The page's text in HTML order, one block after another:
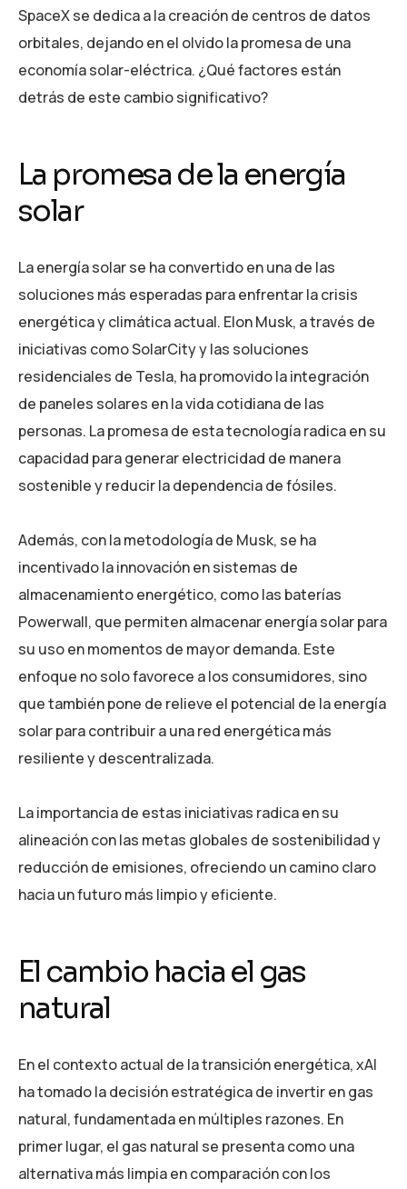
SpaceX se dedica a la creación de centros de datos
orbitales, dejando en el olvido la promesa de una
economía solar-eléctrica. ¿Qué factores están
detrás de este cambio significativo?
La promesa de la energía
solar
La energía solar se ha convertido en una de las
soluciones más esperadas para enfrentar la crisis
energética y climática actual. Elon Musk, a través de
iniciativas como SolarCity y las soluciones
residenciales de Tesla, ha promovido la integración
de paneles solares en la vida cotidiana de las
personas. La promesa de esta tecnología radica en su
capacidad para generar electricidad de manera
sostenible y reducir la dependencia de fósiles.
Además, con la metodología de Musk, se ha
incentivado la innovación en sistemas de
almacenamiento energético, como las baterías
Powerwall, que permiten almacenar energía solar para
su uso en momentos de mayor demanda. Este
enfoque no solo favorece a los consumidores, sino
que también pone de relieve el potencial de la energía
solar para contribuir a una red energética más
resiliente y descentralizada.
La importancia de estas iniciativas radica en su
alineación con las metas globales de sostenibilidad y
reducción de emisiones, ofreciendo un camino claro
hacia un futuro más limpio y eficiente.
El cambio hacia el gas
natural
En el contexto actual de la transición energética, xAI
ha tomado la decisión estratégica de invertir en gas
natural, fundamentada en múltiples razones. En
primer lugar, el gas natural se presenta como una
alternativa más limpia en comparación con los